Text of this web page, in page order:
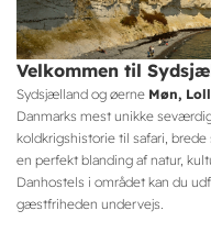
Velkommen til
Sydsjælland og øerne Møn,
Danmarks mest unikke
koldkrigshistorie til safari,
en perfekt blanding af natur,
Danhostels i området kan du
gæstfriheden undervejs.